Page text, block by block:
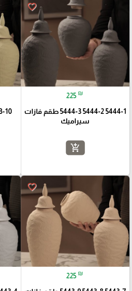
favorite_border
225 ₪
5444-1 5444-2 5444-3 طقم فازات
سيراميك
add_shopping_cart
favorite_border
225 ₪